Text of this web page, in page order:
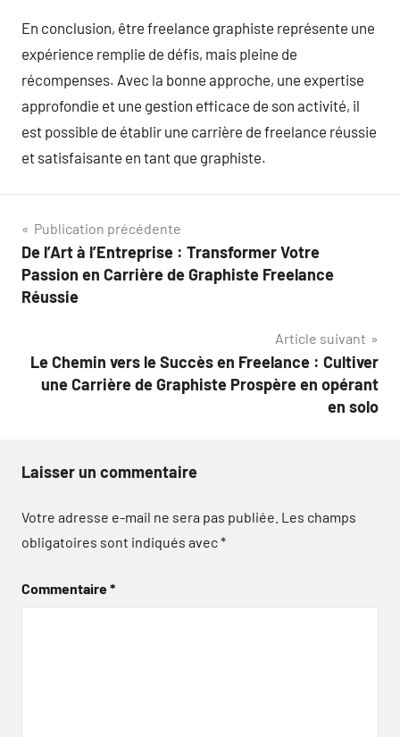
En conclusion, être freelance graphiste représente une
expérience remplie de défis, mais pleine de
récompenses. Avec la bonne approche, une expertise
approfondie et une gestion efficace de son activité, il
est possible de établir une carrière de freelance réussie
et satisfaisante en tant que graphiste.
Navigation
de
l’article
Publication précédente
De l’Art à l’Entreprise : Transformer Votre
Passion en Carrière de Graphiste Freelance
Réussie
Article suivant
Le Chemin vers le Succès en Freelance : Cultiver
une Carrière de Graphiste Prospère en opérant
en solo
Laisser un commentaire
Votre adresse e-mail ne sera pas publiée. Les champs
obligatoires sont indiqués avec*
Commentaire*